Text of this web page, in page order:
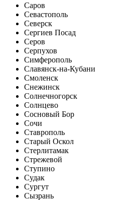
Саров
Севастополь
Северск
Сергиев Посад
Серов
Серпухов
Симферополь
Славянск-на-Кубани
Смоленск
Снежинск
Солнечногорск
Солнцево
Сосновый Бор
Сочи
Ставрополь
Старый Оскол
Стерлитамак
Стрежевой
Ступино
Судак
Сургут
Сызрань